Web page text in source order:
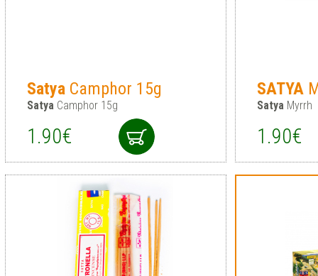
SatyaCamphor 15g
SatyaCamphor 15g
1.90€
SATYA
Satya Myrrh
1.90€